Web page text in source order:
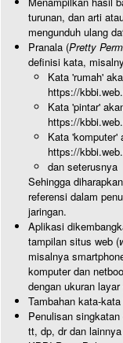
turunan, dan arti
mengunduh ulang
Pranala (Pretty
definisi kata,
Kata 'rumah'
https://
Kata 'pintar'
https://
Kata 'komputer'
https://
dan seterusnya
Sehingga
referensi dalam
jaringan.
Aplikasi
tampilan situs web (
misalnya
komputer dan
dengan ukuran
Tambahan kata-
Penulisan
tt, dp, dr dan